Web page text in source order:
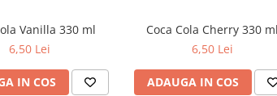
Vanilla 330 ml
6,50 Lei
IN COS
Coca Cola Cherry 330 ml
6,50 Lei
ADAUGA IN COS